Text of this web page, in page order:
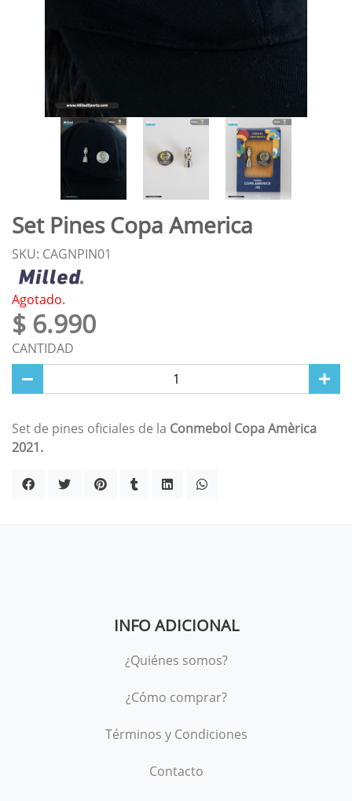
Set Pines Copa America
SKU: CAGNPIN01
Agotado.
$ 6.990
CANTIDAD
Set de pines oficiales de la Conmebol Copa Amèrica
2021.
INFO ADICIONAL
¿Quiénes somos?
¿Cómo comprar?
Términos y Condiciones
Contacto